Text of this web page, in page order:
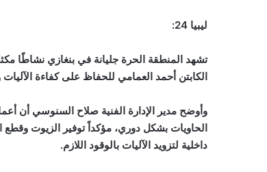
ليبيا 24:
تشهد المنطقة الحرة جليانة في بنغازي نشاطًا
الكابتن أحمد العمامي للحفاظ على كفاءة
وأوضح مدير الإدارة الفنية صلاح السنوسي أن
الحاويات بشكل دوري، مؤكداً توفير الزيوت وقطع
داخلية لتزويد الآليات بالوقود اللازم.